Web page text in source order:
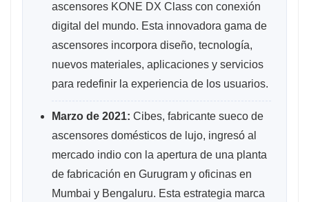
ascensores KONE DX Class con conexión
digital del mundo. Esta innovadora gama de
ascensores incorpora diseño, tecnología,
nuevos materiales, aplicaciones y servicios
para redefinir la experiencia de los usuarios.
Marzo de 2021: Cibes, fabricante sueco de
ascensores domésticos de lujo, ingresó al
mercado indio con la apertura de una planta
de fabricación en Gurugram y oficinas en
Mumbai y Bengaluru. Esta estrategia marca